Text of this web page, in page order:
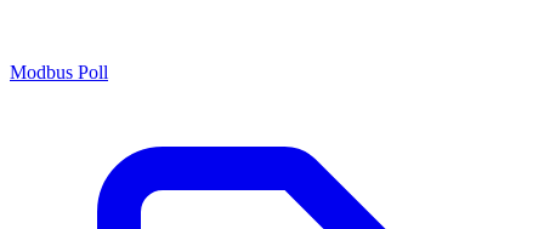
Modbus Poll